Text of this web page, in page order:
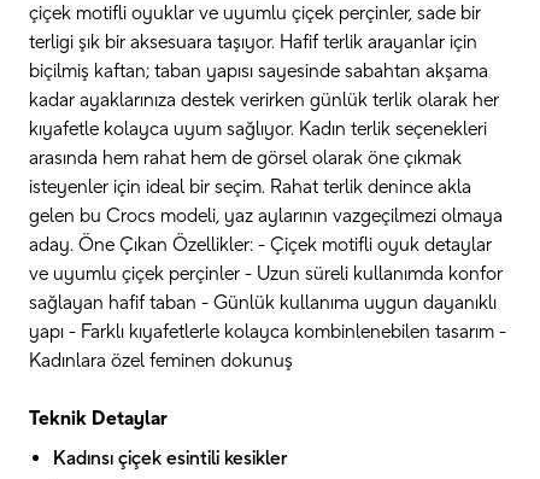
çiçek motifli oyuklar ve uyumlu çiçek perçinler, sade bir
terligi şık bir aksesuara taşıyor. Hafif terlik arayanlar için
biçilmiş kaftan; taban yapısı sayesinde sabahtan akşama
kadar ayaklarınıza destek verirken günlük terlik olarak her
kıyafetle kolayca uyum sağlıyor. Kadın terlik seçenekleri
arasında hem rahat hem de görsel olarak öne çıkmak
isteyenler için ideal bir seçim. Rahat terlik denince akla
gelen bu Crocs modeli, yaz aylarının vazgeçilmezi olmaya
aday. Öne Çıkan Özellikler: - Çiçek motifli oyuk detaylar
ve uyumlu çiçek perçinler - Uzun süreli kullanımda konfor
sağlayan hafif taban - Günlük kullanıma uygun dayanıklı
yapı - Farklı kıyafetlerle kolayca kombinlenebilen tasarım -
Kadınlara özel feminen dokunuş
Teknik Detaylar
Kadınsı çiçek esintili kesikler